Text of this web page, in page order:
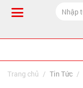
Trang chủ Tin Tức